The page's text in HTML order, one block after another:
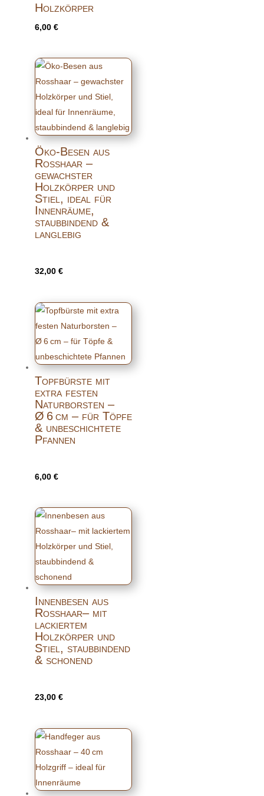
Holzkörper
6,00 €
Öko-Besen aus
Rosshaar –
gewachster
Holzkörper und
Stiel, ideal für
Innenräume,
staubbindend &
langlebig
32,00 €
Topfbürste mit
extra festen
Naturborsten –
Ø 6 cm – für Töpfe
& unbeschichtete
Pfannen
6,00 €
Innenbesen aus
Rosshaar– mit
lackiertem
Holzkörper und
Stiel, staubbindend
& schonend
23,00 €